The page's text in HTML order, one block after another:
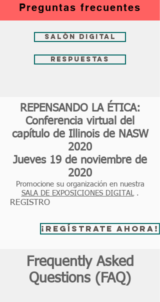
Preguntas frecuentes
SALÓN DIGITAL
Respuestas
REPENSANDO LA ÉTICA:
Conferencia virtual del
capítulo de Illinois de NASW
2020
Jueves 19 de noviembre de
2020
Promocione su organización en nuestra
SALA DE EXPOSICIONES DIGITAL.
REGISTRO
¡Regístrate ahora!
Frequently Asked
Questions (FAQ)